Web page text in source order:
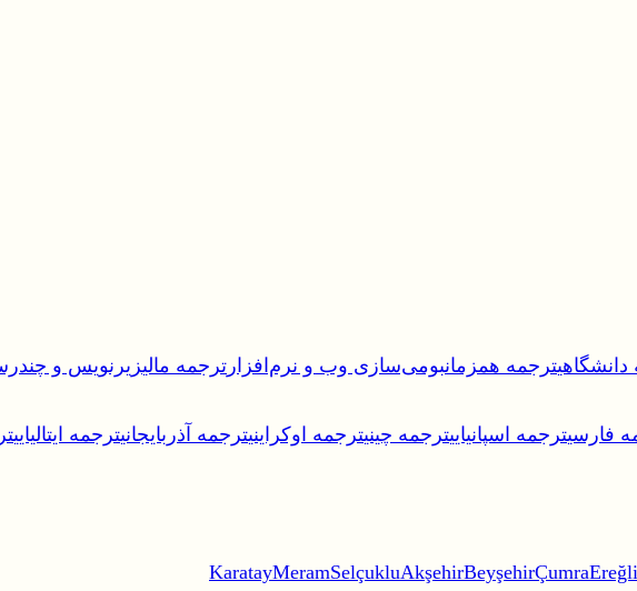
ترجمه همزمانبومی‌سازی وب و نرم‌افزار ترجمه مالیزیرنویس و
فارسیترجمه اسپانیاییترجمه چینیترجمه اوکراینیترجمه آذربایجانیترجمه ایتالیایی
KaratayMeramSelçukluAkşehirBeyşehirÇumraEreğli